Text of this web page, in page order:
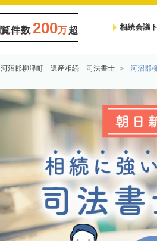
件数 200万超 相続会議
河沼郡柳津町 遺産相続 司法書士 河沼郡